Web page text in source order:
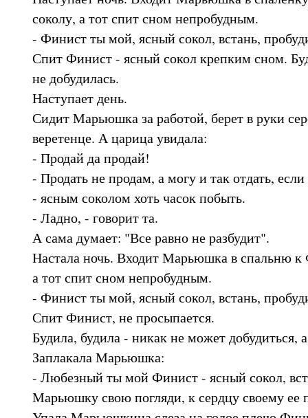
соколу, а тот спит сном непробудным.
- Финист ты мой, ясный сокол, встань,
Спит Финист - ясный сокол крепким сном.
не добудилась.
Наступает день.
Сидит Марьюшка за работой, берет в руки
веретенце. А царица увидала:
- Продай да продай!
- Продать не продам, а могу и так отдать,
- ясным соколом хоть часок побыть.
- Ладно, - говорит та.
А сама думает: "Все равно не разбудит".
Настала ночь. Входит Марьюшка в спальню к
а тот спит сном непробудным.
- Финист ты мой, ясный сокол, встань,
Спит Финист, не просыпается.
Будила, будила - никак не может добудиться,
Заплакала Марьюшка:
- Любезный ты мой Финист - ясный сокол,
Марьюшку свою погляди, к сердцу своему